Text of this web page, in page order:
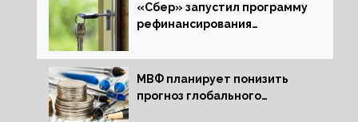
«Сбер» запустил программу
рефинансирования
МВФ планирует понизить
прогноз глобального